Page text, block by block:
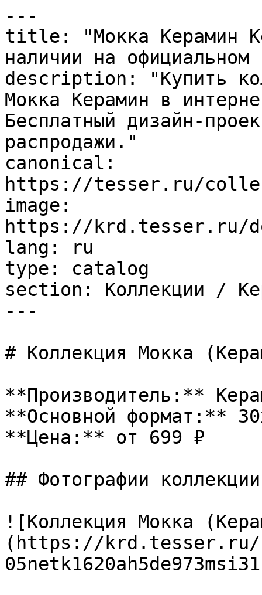
---
title: "Мокка Керамин
наличии на
description: "Купить
Мокка Керамин в
Бесплатный дизайн-
распродажи."
canonical:
https://tesser.ru/
image:
https://krd.tesser.ru/
lang: ru
type: catalog
section: Коллекции /
---
# Коллекция Мокка
**Производитель:**
**Основной формат:**
**Цена:** от 699 ₽
## Фотографии коллекции
![Коллекция Мокка
(https://krd.tesser.ru/